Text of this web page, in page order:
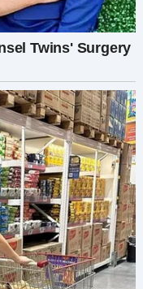
— очень,
не отпущу
правильно
поговорим,
ей было
очень
Света
а потом
я
кому-то и